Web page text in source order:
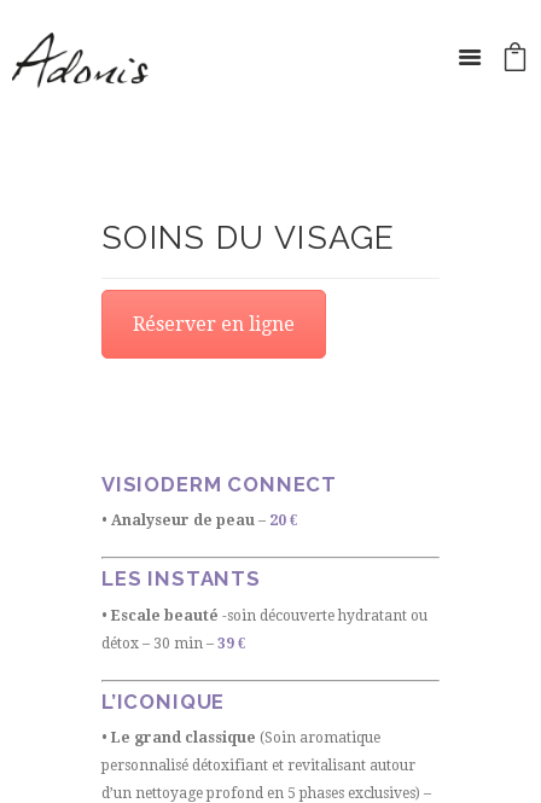
SOINS DU VISAGE
Réserver en ligne
VISIODERM CONNECT
• Analyseur de peau – 20 €
LES INSTANTS
• Escale beauté -soin découverte hydratant ou
détox – 30 min – 39 €
L’ICONIQUE
• Le grand classique (Soin aromatique
personnalisé détoxifiant et revitalisant autour
d’un nettoyage profond en 5 phases exclusives) –